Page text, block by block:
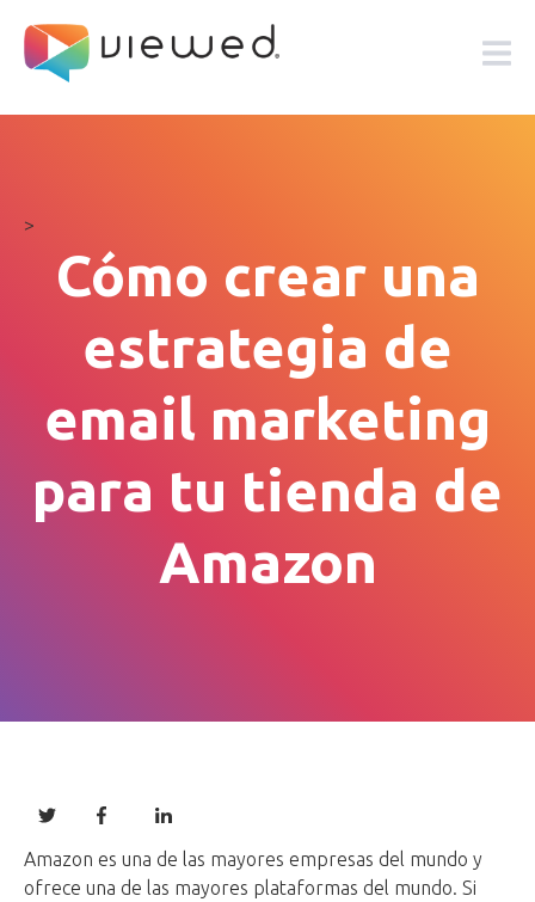
>
Cómo crear una
estrategia de
email marketing
para tu tienda de
Amazon
Amazon es una de las mayores empresas del mundo y
ofrece una de las mayores plataformas del mundo. Si